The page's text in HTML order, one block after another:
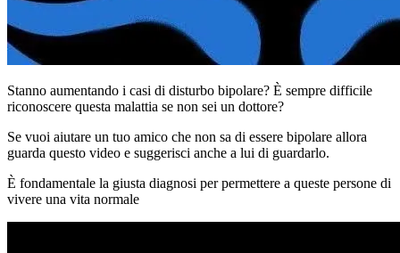
Stanno aumentando i casi di disturbo bipolare? È sempre difficile
riconoscere questa malattia se non sei un dottore?
Se vuoi aiutare un tuo amico che non sa di essere bipolare allora
guarda questo video e suggerisci anche a lui di guardarlo.
È fondamentale la giusta diagnosi per permettere a queste persone di
vivere una vita normale